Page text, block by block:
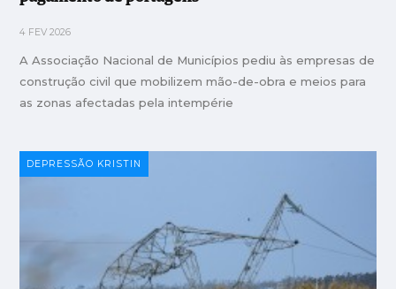
4 FEV 2026
A Associação Nacional de Municípios pediu às empresas de
construção civil que mobilizem mão-de-obra e meios para
as zonas afectadas pela intempérie
DEPRESSÃO KRISTIN